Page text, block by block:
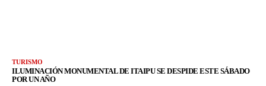
TURISMO
ILUMINACIÓN MONUMENTAL DE ITAIPU SE DESPIDE ESTE SÁBADO
POR UN AÑO